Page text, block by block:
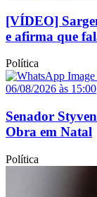
[VÍDEO]
e afirma que
Política
06/08/2026 às 15:00
Senador
Obra em Natal
Política